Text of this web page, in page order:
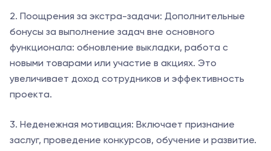
2. Поощрения за экстра-задачи: Дополнительные
бонусы за выполнение задач вне основного
функционала: обновление выкладки, работа с
новыми товарами или участие в акциях. Это
увеличивает доход сотрудников и эффективность
проекта.
3. Неденежная мотивация: Включает признание
заслуг, проведение конкурсов, обучение и развитие.